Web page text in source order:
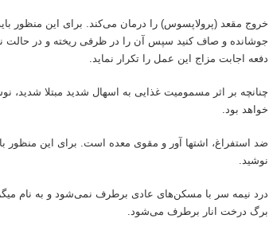
خروج مقعد (پرولاپسوس) را درمان میکند. برای این منظور
جوشانده و صاف کنید سپس آن را در ظرفی ریخته و در حالت
دفعه اجابت مزاج این عمل را تکرار نماید.
چنانچه بر اثر مسمومیت غذایی به اسهال شدید مبتلا شدید،
خواهد بود.
ضد استفراغ، اشتها آور و مقوی معده است. برای این منظور
نوشید.
درد نیمه سر با مسکنهای عادی برطرف نمیشود و به نام
برگ درخت انار برطرف میشود.